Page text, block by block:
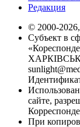
Редакция
© 2000-
Субъект в
сайте,
При